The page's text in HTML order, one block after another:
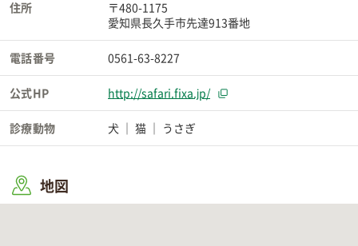
住所
〒480-1175
愛知県長久手市先達913番地
電話番号 0561-63-8227
公式HP http://safari.fixa.jp/
診療動物 犬 猫 うさぎ
地図